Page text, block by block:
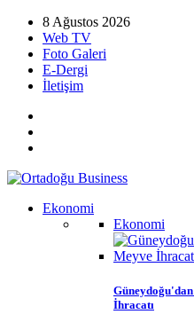
8 Ağustos 2026
Web TV
Foto Galeri
E-Dergi
İletişim
Ekonomi
Ekonomi
İhracatı